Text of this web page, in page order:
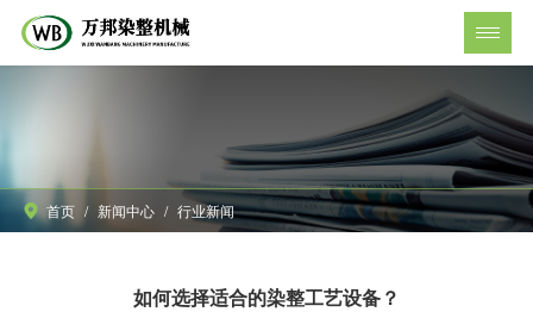
首页 / 新闻中心 / 行业新闻
如何选择适合的染整工艺设备？